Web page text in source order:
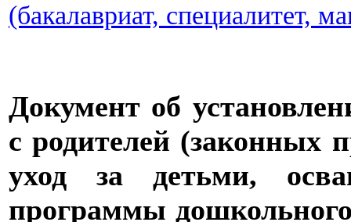
(бакалавриат, специалитет,
Документ об
с родителей (законных
уход за детьми,
программы